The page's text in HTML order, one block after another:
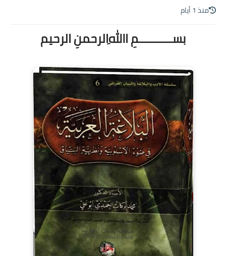
منذ 1 أيام
بســـــــــــمِ اﷲِالرحمنِ الرحيم